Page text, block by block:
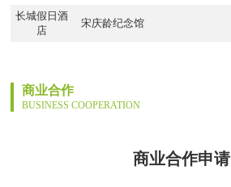
长城假日酒
店
宋庆龄纪念馆
商业合作
BUSINESS COOPERATION
商业合作申请